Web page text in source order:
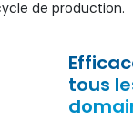
de production.
tous